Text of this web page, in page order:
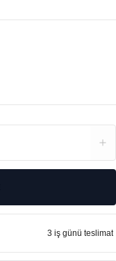
3 iş günü teslimat